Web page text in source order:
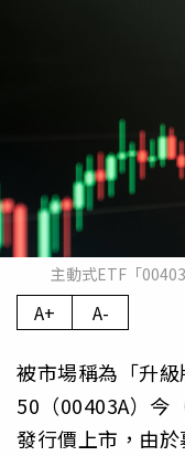
主動式ETF「
A+ A-
被市場稱為「升
50（00403A）今
發行價上市，由